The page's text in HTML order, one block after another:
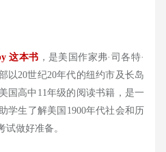
这本书 ，是美国作家弗·司各特·
以20世纪20年代的纽约市及长岛
国高中11年级的阅读书籍，是一
学生了解美国1900年代社会和历
试做好准备。